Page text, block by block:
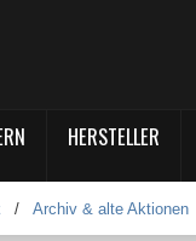
HERSTELLER
/ Archiv & alte Aktionen